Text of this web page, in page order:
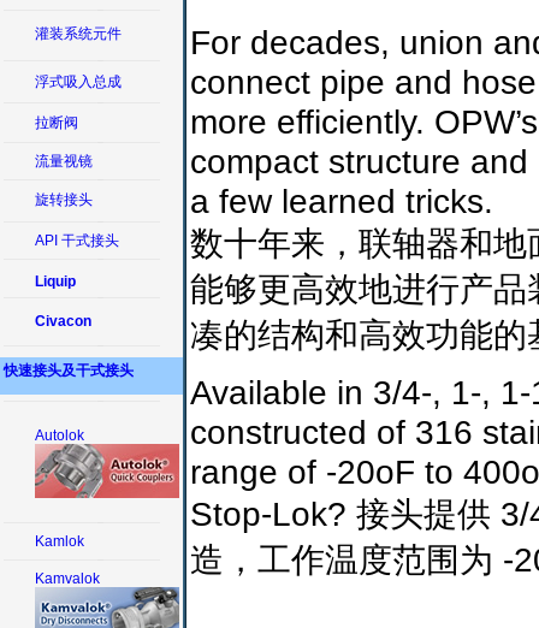
灌装系统元件
浮式吸入总成
拉断阀
流量视镜
旋转接头
API 干式接头
Liquip
Civacon
快速接头及干式接头
Autolok
Kamlok
Kamvalok
For decades, union
connect pipe and
more efficiently.
compact structure
a few learned tricks.
数十年来，联轴器和
能够更高效地进行产
凑的结构和高效功能
Available in 3/4-, 1-,
constructed of 316
range of -20oF to
Stop-Lok? 接头提供
造，工作温度范围为 -